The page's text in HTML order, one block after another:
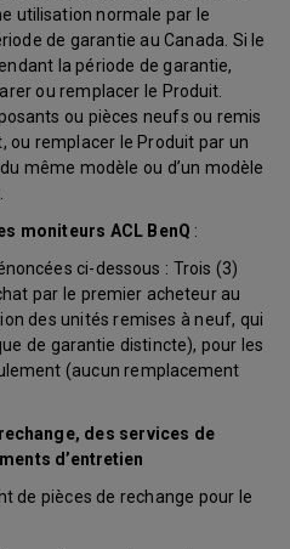
utilisation normale par le
de garantie au Canada. Si le
la période de garantie,
ou remplacer le Produit.
ou pièces neufs ou remis
ou remplacer le Produit par un
même modèle ou d’un modèle
moniteurs ACL BenQ :
ci-dessous : Trois (3)
par le premier acheteur au
des unités remises à neuf, qui
de garantie distincte), pour les
(aucun remplacement
des services de
d’entretien
de pièces de rechange pour le